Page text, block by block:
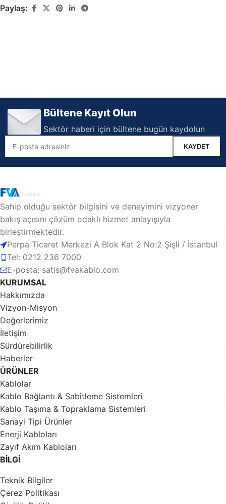
Paylaş:
Bültene Kayıt Olun
Sektör haberi için bültene bugün kaydolun
Sahip olduğu sektör bilgisini ve deneyimini vizyoner
bakış açısını çözüm odaklı hizmet anlayışıyla
birleştirmektedir.
Perpa Ticaret Merkezi A Blok Kat 2 No:2 Şişli / İstanbul
Tel: 0212 236 7000
E-posta: satis@fvakablo.com
KURUMSAL
Hakkımızda
Vizyon-Misyon
Değerlerimiz
İletişim
Sürdürebilirlik
Haberler
ÜRÜNLER
Kablolar
Kablo Bağlantı & Sabitleme Sistemleri
Kablo Taşıma & Topraklama Sistemleri
Sanayi Tipi Ürünler
Enerji Kabloları
Zayıf Akım Kabloları
BİLGİ
Teknik Bilgiler
Çerez Politikası